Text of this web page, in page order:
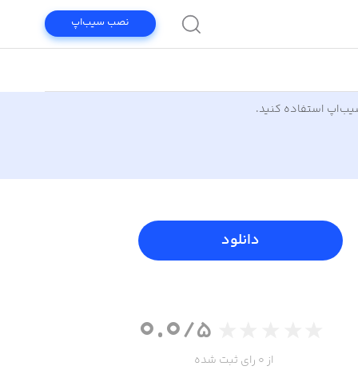
نصب سیب‌اپ
استفاده کنید.
دانلود
0.0/5
از 0 رای ثبت شده